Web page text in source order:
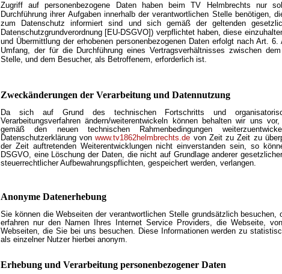
Zugriff auf personenbezogene Daten haben beim TV Helmbrechts nur
Durchführung ihrer Aufgaben innerhalb der verantwortlichen Stelle benötigen,
zum Datenschutz informiert sind und sich gemäß der geltenden
Datenschutzgrundverordnung [EU-DSGVO]) verpflichtet haben, diese
und Übermittlung der erhobenen personenbezogenen Daten erfolgt nach Art.
Umfang, der für die Durchführung eines Vertragsverhältnisses zwischen
Stelle, und dem Besucher, als Betroffenem, erforderlich ist.
Zweckänderungen der Verarbeitung und Datennutzung
Da sich auf Grund des technischen Fortschritts und
Verarbeitungsverfahren ändern/weiterentwickeln können behalten wir uns
gemäß den neuen technischen Rahmenbedingungen
Datenschutzerklärung vonwww.tv1862helmbrechts.de von Zeit zu Zeit zu
der Zeit auftretenden Weiterentwicklungen nicht einverstanden sein, so
DSGVO, eine Löschung der Daten, die nicht auf Grundlage anderer
steuerrechtlicher Aufbewahrungspflichten, gespeichert werden, verlangen.
Anonyme Datenerhebung
Sie können die Webseiten der verantwortlichen Stelle grundsätzlich
erfahren nur den Namen Ihres Internet Service Providers, die Webseite,
Webseiten, die Sie bei uns besuchen. Diese Informationen werden zu
als einzelner Nutzer hierbei anonym.
Erhebung und Verarbeitung personenbezogener Daten